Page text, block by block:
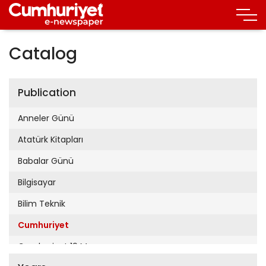
Catalog
Publication
Anneler Günü
Atatürk Kitapları
Babalar Günü
Bilgisayar
Bilim Teknik
Cumhuriyet
Cumhuriyet 19 Mayıs